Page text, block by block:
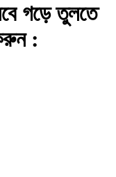
গড়ে তুলতে
: